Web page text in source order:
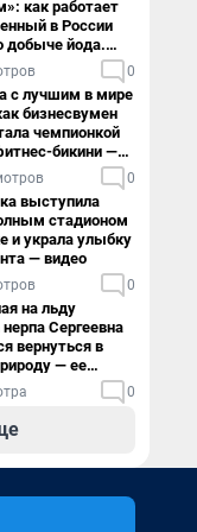
как работает
в России
добыче йода.
0
с лучшим в мире
бизнесвумен
чемпионкой
бикини —
0
выступила
стадионом
и украла улыбку
— видео
0
на льду
Сергеевна
вернуться в
— ее
0